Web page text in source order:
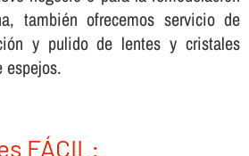
también ofrecemos servicio de
y pulido de lentes y cristales
espejos.
FÁCIL: